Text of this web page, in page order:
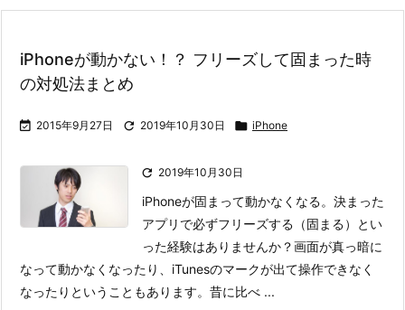
iPhoneが動かない！？ フリーズして固まった時
の対処法まとめ
 2015年9月27日  2019年10月30日  iPhone
 2019年10月30日
iPhoneが固まって動かなくなる。決まった
アプリで必ずフリーズする（固まる）とい
った経験はありませんか？画面が真っ暗に
なって動かなくなったり、iTunesのマークが出て操作できなく
なったりということもあります。昔に比べ ...